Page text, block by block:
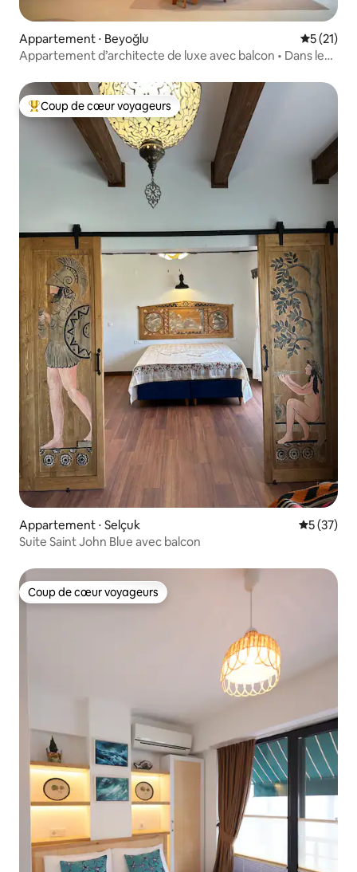
Appartement ⋅ Beyoğlu
5 (21)
Appartement d’architecte de luxe avec balcon • Dans le
Coups de cœur voyageurs les plus appréciés
Coup de cœur voyageurs
Appartement ⋅ Selçuk
5 (37)
Suite Saint John Blue avec balcon
Coup de cœur voyageurs
Coup de cœur voyageurs